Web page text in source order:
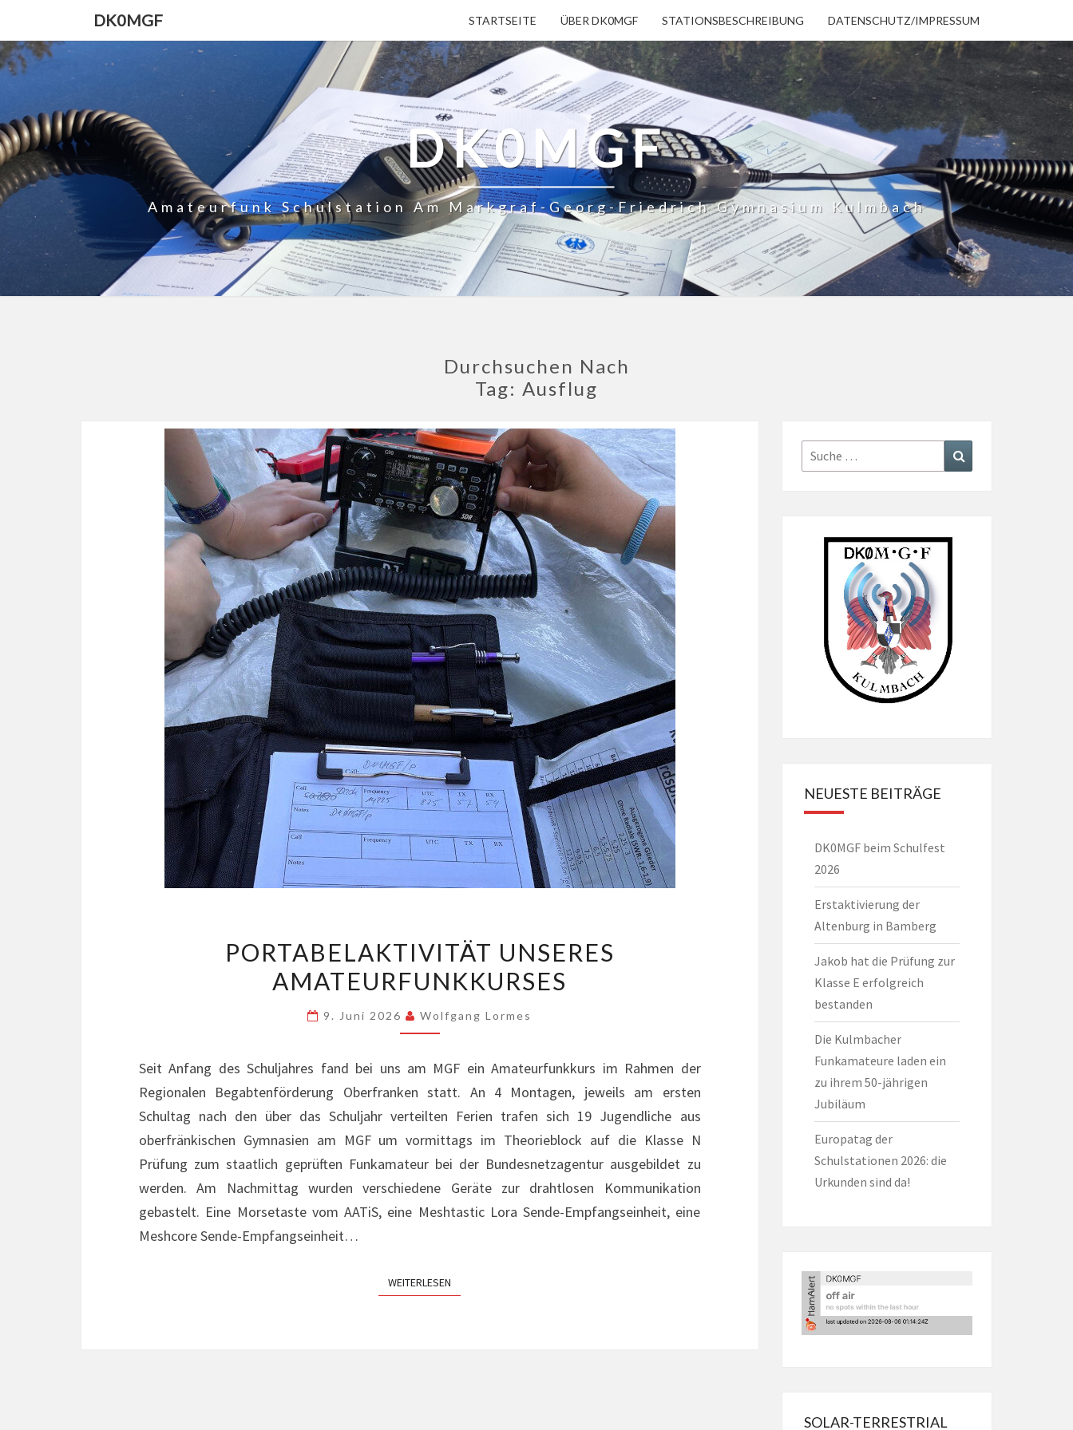
DK0MGF STARTSEITE ÜBER DK0MGF STATIONSBESCHREIBUNG DATENSCHUTZ/IMPRESSUM
DK0MGF
Amateurfunk Schulstation Am Markgraf-Georg-Friedrich Gymnasium Kulmbach
Durchsuchen Nach
Tag: Ausflug
UNSERES
AMATEURFUNKKURSES
PORTABELAKTIVITÄT UNSERES
AMATEURFUNKKURSES
9. Juni 2026 Wolfgang Lormes
Seit Anfang des Schuljahres fand bei uns am MGF ein Amateurfunkkurs im Rahmen der
Regionalen Begabtenförderung Oberfranken statt. An 4 Montagen, jeweils am ersten
Schultag nach den über das Schuljahr verteilten Ferien trafen sich 19 Jugendliche aus
oberfränkischen Gymnasien am MGF um vormittags im Theorieblock auf die Klasse N
Prüfung zum staatlich geprüften Funkamateur bei der Bundesnetzagentur ausgebildet zu
werden. Am Nachmittag wurden verschiedene Geräte zur drahtlosen Kommunikation
gebastelt. Eine Morsetaste vom AATiS, eine Meshtastic Lora Sende-Empfangseinheit, eine
Meshcore Sende-Empfangseinheit…
WEITERLESEN
Suche
nach:
NEUESTE BEITRÄGE
DK0MGF beim Schulfest
2026
Erstaktivierung der
Altenburg in Bamberg
Jakob hat die Prüfung zur
Klasse E erfolgreich
bestanden
Die Kulmbacher
Funkamateure laden ein
zu ihrem 50-jährigen
Jubiläum
Europatag der
Schulstationen 2026: die
Urkunden sind da!
SOLAR-TERRESTRIAL